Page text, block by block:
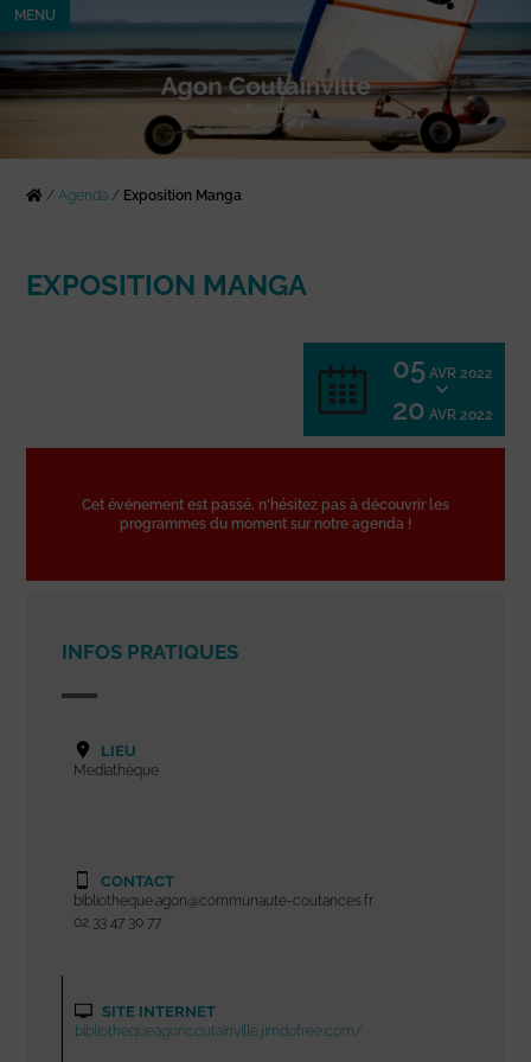
MENU
/Agenda / Exposition Manga
EXPOSITION MANGA
05 AVR 2022
20 AVR 2022
Cet événement est passé, n'hésitez pas à découvrir les
programmes du moment sur notre agenda !
INFOS PRATIQUES
LIEU
Mediathèque
CONTACT
bibliotheque.agon@communaute-coutances.fr
02 33 47 30 77
SITE INTERNET
bibliothequeagoncoutainville.jimdofree.com/